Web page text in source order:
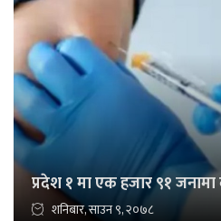
प्रदेश १ मा एक हजार ९१
शनिबार, साउन ९, २०७८